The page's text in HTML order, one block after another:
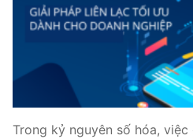
Trong kỷ nguyên số hóa,